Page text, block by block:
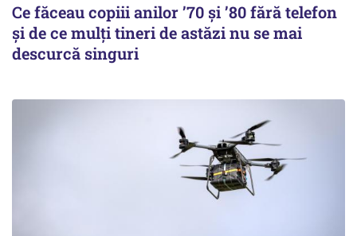
Ce făceau copiii anilor ’70 și ’80 fără telefon
și de ce mulți tineri de astăzi nu se mai
descurcă singuri